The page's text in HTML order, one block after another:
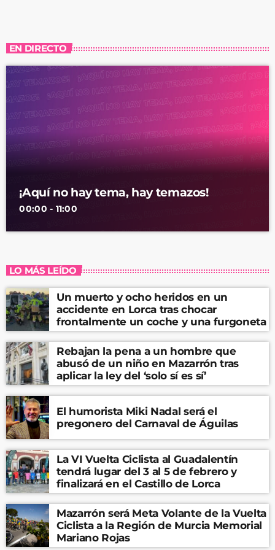
EN DIRECTO
¡Aquí no hay tema, hay temazos!
00:00 - 11:00
LO MÁS LEÍDO
Un muerto y ocho heridos en un
accidente en Lorca tras chocar
frontalmente un coche y una furgoneta
Rebajan la pena a un hombre que
abusó de un niño en Mazarrón tras
aplicar la ley del ‘solo sí es sí’
El humorista Miki Nadal será el
pregonero del Carnaval de Águilas
La VI Vuelta Ciclista al Guadalentín
tendrá lugar del 3 al 5 de febrero y
finalizará en el Castillo de Lorca
Mazarrón será Meta Volante de la Vuelta
Ciclista a la Región de Murcia Memorial
Mariano Rojas